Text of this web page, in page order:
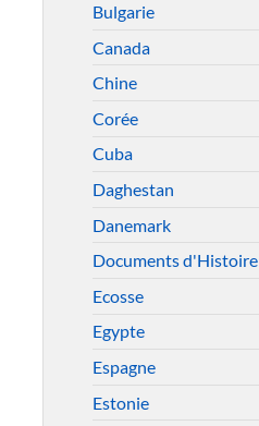
Bulgarie
Canada
Chine
Corée
Cuba
Daghestan
Danemark
Documents d'Histoire
Ecosse
Egypte
Espagne
Estonie